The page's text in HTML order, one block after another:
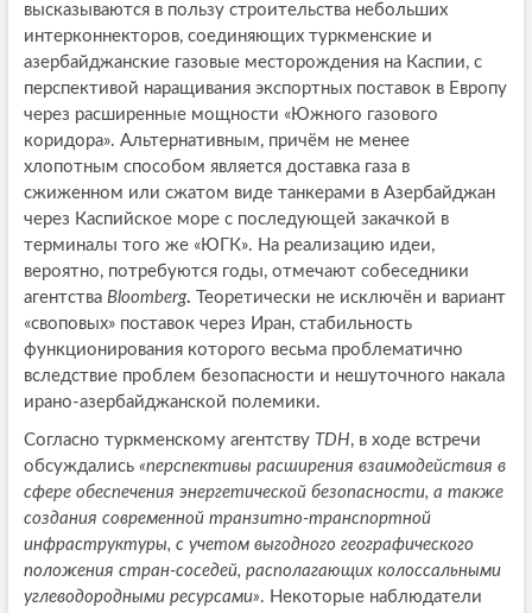
высказываются в пользу строительства небольших
интерконнекторов, соединяющих туркменские и
азербайджанские газовые месторождения на Каспии, с
перспективой наращивания экспортных поставок в Европу
через расширенные мощности «Южного газового
коридора». Альтернативным, причём не менее
хлопотным способом является доставка газа в
сжиженном или сжатом виде танкерами в Азербайджан
через Каспийское море с последующей закачкой в
терминалы того же «ЮГК». На реализацию идеи,
вероятно, потребуются годы, отмечают собеседники
агентства Bloomberg.
Теоретически не исключён и вариант
«своповых» поставок через Иран, стабильность
функционирования которого весьма проблематично
вследствие проблем безопасности и нешуточного накала
ирано-азербайджанской полемики.
Согласно туркменскому агентству TDH, в ходе встречи
обсуждались «перспективы расширения взаимодействия в
сфере обеспечения энергетической безопасности, а также
создания современной транзитно-транспортной
инфраструктуры, с учетом выгодного географического
положения стран-соседей, располагающих колоссальными
углеводородными ресурсами». Некоторые наблюдатели